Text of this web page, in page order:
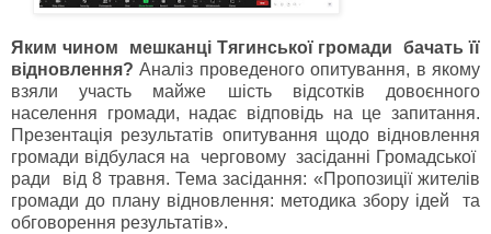
Яким чином мешканці Тягинської громади бачать її
відновлення? Аналіз проведеного опитування, в якому
взяли участь майже шість відсотків довоєнного
населення громади, надає відповідь на це запитання.
Презентація результатів опитування щодо відновлення
громади відбулася на черговому засіданні Громадської
ради від 8 травня. Тема засідання: «Пропозиції жителів
громади до плану відновлення: методика збору ідей та
обговорення результатів».